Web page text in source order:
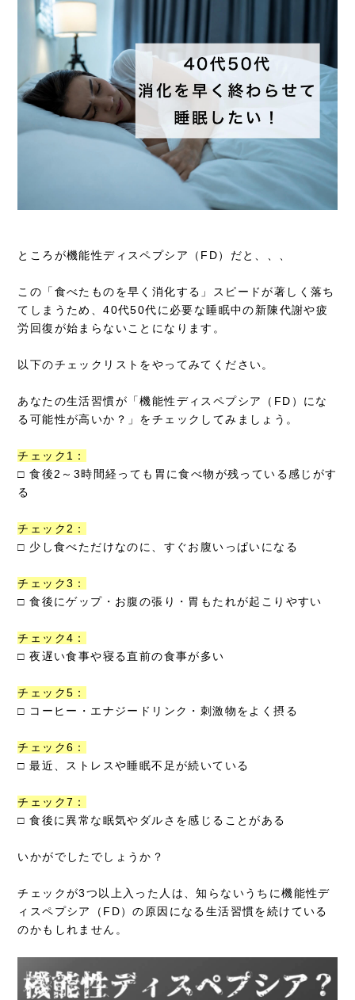
ところが機能性ディスペプシア（FD）だと、、、
この「食べたものを早く消化する」スピードが著しく落ち
てしまうため、40代50代に必要な睡眠中の新陳代謝や疲
労回復が始まらないことになります。
以下のチェックリストをやってみてください。
あなたの生活習慣が「機能性ディスペプシア（FD）にな
る可能性が高いか？」をチェックしてみましょう。
チェック1：
□ 食後2～3時間経っても胃に食べ物が残っている感じがす
る
チェック2：
□ 少し食べただけなのに、すぐお腹いっぱいになる
チェック3：
□ 食後にゲップ・お腹の張り・胃もたれが起こりやすい
チェック4：
□ 夜遅い食事や寝る直前の食事が多い
チェック5：
□ コーヒー・エナジードリンク・刺激物をよく摂る
チェック6：
□ 最近、ストレスや睡眠不足が続いている
チェック7：
□ 食後に異常な眠気やダルさを感じることがある
いかがでしたでしょうか？
チェックが3つ以上入った人は、知らないうちに機能性デ
ィスペプシア（FD）の原因になる生活習慣を続けている
のかもしれません。